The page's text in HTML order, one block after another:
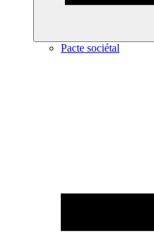
Pacte sociétal